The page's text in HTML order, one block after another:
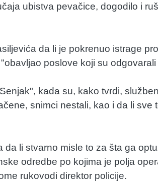
ubistva pevačice, dogodilo i
da li je pokrenuo istrage
poslove koji su
kada su, kako tvrdi,
snimci nestali, kao i da li sve
li stvarno misle to za šta ga
odredbe po kojima je polja
rukovodi direktor policije.